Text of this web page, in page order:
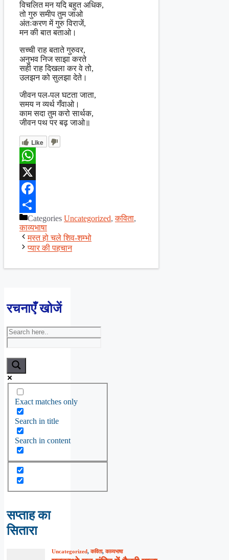
विचलित मन यदि बहुत अधिक,
तो गुरु समीप तुम जाओ
अंतःकरण में गुरु विराजें,
मन की बात बताओ।
सच्ची राह बताते गुरुवर,
अनुभव निज साझा करते
सही राह दिखला कर वे तो,
उलझन को सुलझा देते।
जीवन पल-पल घटता जाता,
समय न व्यर्थ गँवाओ।
काम सदा तुम करो सार्थक,
जीवन पथ पर बढ़ जाओ॥
Like
WhatsApp
X
Facebook
ShareCategories Uncategorized,कविता,
काव्यभाषा
मस्त हो चले शिव-शम्भो
प्यार की पहचान
रचनाएँ खोजें
Exact matches only
Search in title
Search in content
सप्ताह का
सितारा
Uncategorized,कविता,काव्यभाषा